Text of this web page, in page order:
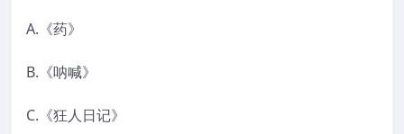
A.《药》
B.《呐喊》
C.《狂人日记》